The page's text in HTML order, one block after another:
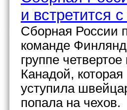
и встретится
Сборная России
команде
группе
Канадой,
уступила
попала на чехов.